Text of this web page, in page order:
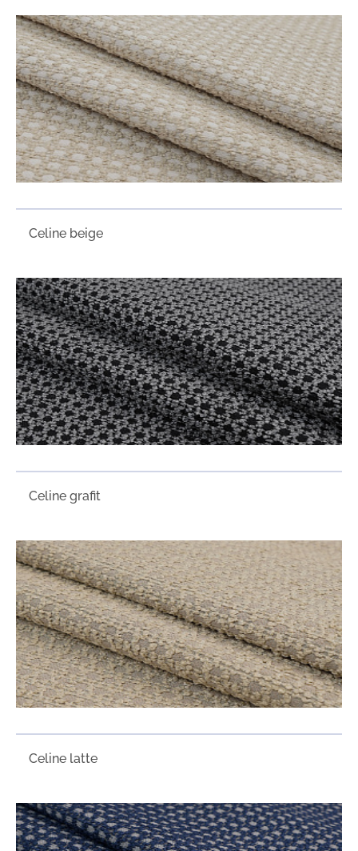
Сeline beige
Сeline grafit
Сeline latte